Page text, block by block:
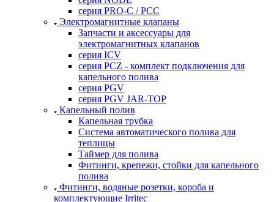
серия PRO-C / PCC
Электромагнитные клапаны
Запчасти и аксессуары для
электромагнитных клапанов
серия ICV
серия PCZ - комплект подключения для
капельного полива
серия PGV
серия PGV JAR-TOP
Капельный полив
Капельная трубка
Система автоматического полива для
теплицы
Таймер для полива
Фитинги, крепежи, стойки для капельного
полива
Фитинги, водяные розетки, короба и
комплектующие Irritec